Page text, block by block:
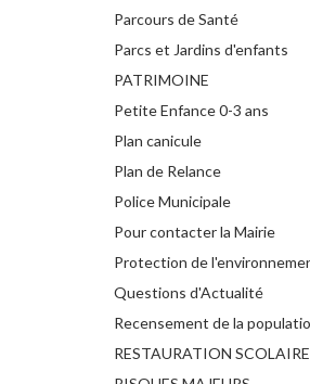
Parcours de Santé
Parcs et Jardins d'enfants
PATRIMOINE
Petite Enfance 0-3 ans
Plan canicule
Plan de Relance
Police Municipale
Pour contacter la Mairie
Protection de
Questions d'Actualité
Recensement de la
RESTAURATION SCOLAIRE